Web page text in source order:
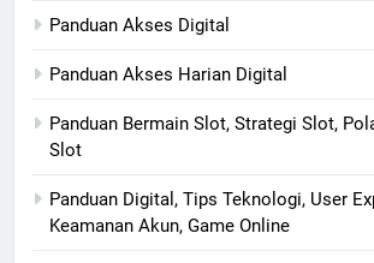
Panduan Akses Digital
Panduan Akses Harian Digital
Panduan Bermain Slot, Strategi Slot,
Slot
Panduan Digital, Tips Teknologi, User
Keamanan Akun, Game Online